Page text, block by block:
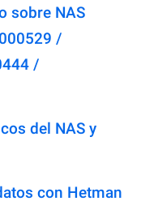
sobre NAS
/
/
del NAS y
con Hetman